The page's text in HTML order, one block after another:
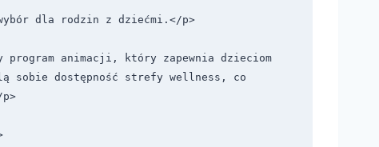
dla rodzin z dziećmi.</p>
animacji, który zapewnia dzieciom
sobie dostępność strefy wellness, co